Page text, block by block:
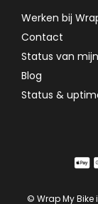
Werken bij
Contact
Status van
Blog
Status &
© Wrap My